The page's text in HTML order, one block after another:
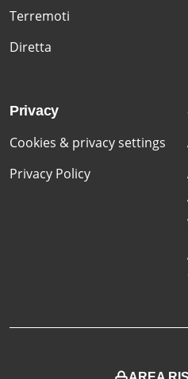
Terremoti
Diretta
Privacy
Cookies & privacy settings
Privacy Policy